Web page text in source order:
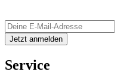
Service